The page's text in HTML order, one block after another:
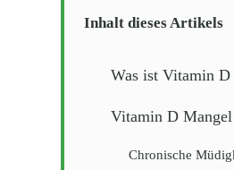
Inhalt dieses Artikels
Was ist Vitamin
Vitamin D Mangel
Chronische